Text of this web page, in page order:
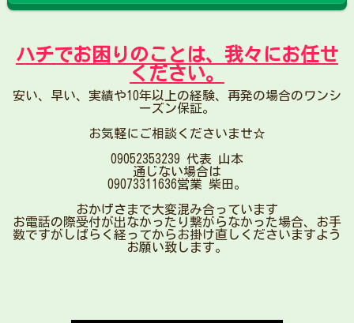
ハチでお困りのことは、我々にお任せ
ください。
安い、早い、実績や10年以上の経験、再発の場合のワンシ
ーズン保証。
お気軽にご相談くださいませ☆
09052353239 代表 山本
通じない場合は
09073311636営業 柴田。
おかげさまで大変混み合っています
お電話の際受付が出なかったり繋がらなかった場合、お手
数ですがしばらく経ってからお掛け直しくださいますよう
お願い致します。